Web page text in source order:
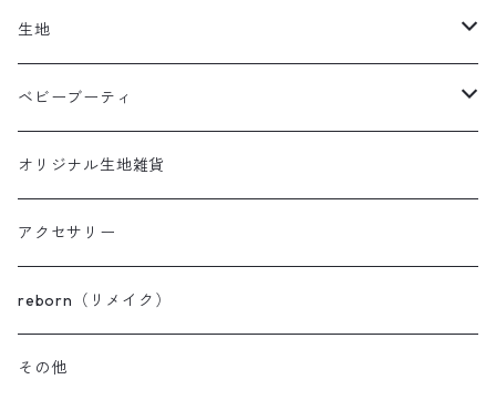
生地
クロスチェック柄
ポップ
スモーキー
ベビーブーティ
パイルベビーブーティ
ボアベビーブーティ
セレモニーベビーブーティ
オリジナル生地雑貨
アクセサリー
reborn（リメイク）
その他